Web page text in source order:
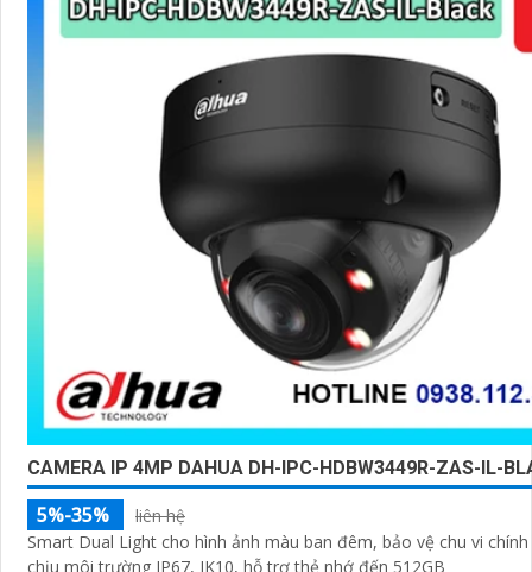
CAMERA IP 4MP DAHUA DH-IPC-HDBW3449R-ZAS-IL-
5%-35%
liên hệ
Smart Dual Light cho hình ảnh màu ban đêm, bảo vệ chu vi
chịu môi trường IP67, IK10, hỗ trợ thẻ nhớ đến 512GB